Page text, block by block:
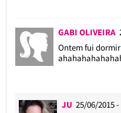
GABI OLIVEIRA
Ontem fui
JU 25/06/2015 -